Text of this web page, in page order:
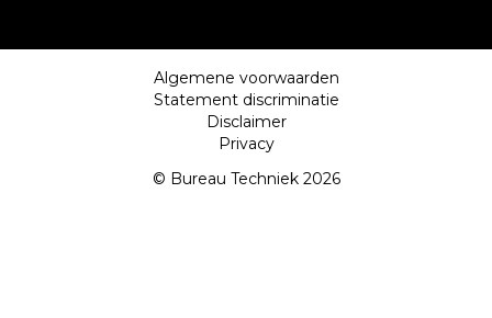
Algemene voorwaarden
Statement discriminatie
Disclaimer
Privacy
© Bureau Techniek 2026